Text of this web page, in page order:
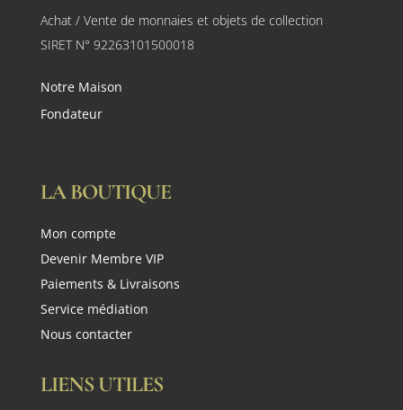
Achat / Vente de monnaies et objets de collection
SIRET N° 92263101500018
Notre Maison
Fondateur
LA BOUTIQUE
Mon compte
Devenir Membre VIP
Paiements & Livraisons
Service médiation
Nous contacter
LIENS UTILES